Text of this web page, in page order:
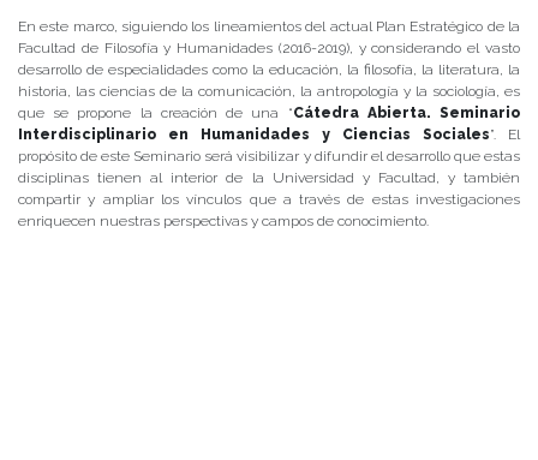
En este marco, siguiendo los lineamientos del actual Plan Estratégico de la
Facultad de Filosofía y Humanidades (2016-2019), y considerando el vasto
desarrollo de especialidades como la educación, la filosofía, la literatura, la
historia, las ciencias de la comunicación, la antropología y la sociología, es
que se propone la creación de una “Cátedra Abierta. Seminario
Interdisciplinario en Humanidades y Ciencias Sociales”. El
propósito de este Seminario será visibilizar y difundir el desarrollo que estas
disciplinas tienen al interior de la Universidad y Facultad, y también
compartir y ampliar los vínculos que a través de estas investigaciones
enriquecen nuestras perspectivas y campos de conocimiento.